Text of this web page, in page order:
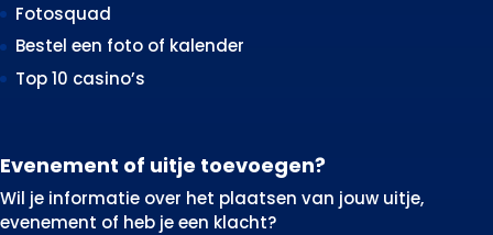
Fotosquad
Bestel een foto of kalender
Top 10 casino’s
Evenement of uitje toevoegen?
Wil je informatie over het plaatsen van jouw uitje,
evenement of heb je een klacht?